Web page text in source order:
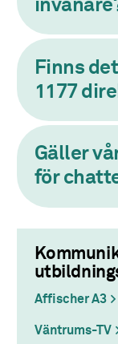
Finns
1177
Gäller
för
Affischer A3
Väntrums-TV